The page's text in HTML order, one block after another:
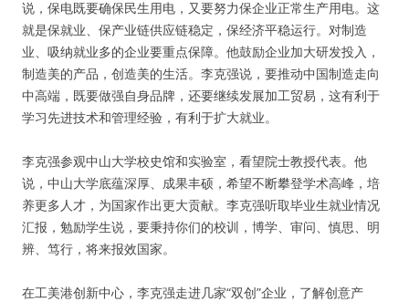
说，保电既要确保民生用电，又要努力保企业正常生产用电。这
就是保就业、保产业链供应链稳定，保经济平稳运行。对制造
业、吸纳就业多的企业要重点保障。他鼓励企业加大研发投入，
制造美的产品，创造美的生活。李克强说，要推动中国制造走向
中高端，既要做强自身品牌，还要继续发展加工贸易，这有利于
学习先进技术和管理经验，有利于扩大就业。
李克强参观中山大学校史馆和实验室，看望院士教授代表。他
说，中山大学底蕴深厚、成果丰硕，希望不断攀登学术高峰，培
养更多人才，为国家作出更大贡献。李克强听取毕业生就业情况
汇报，勉励学生说，要秉持你们的校训，博学、审问、慎思、明
辨、笃行，将来报效国家。
在工美港创新中心，李克强走进几家“双创”企业，了解创意产